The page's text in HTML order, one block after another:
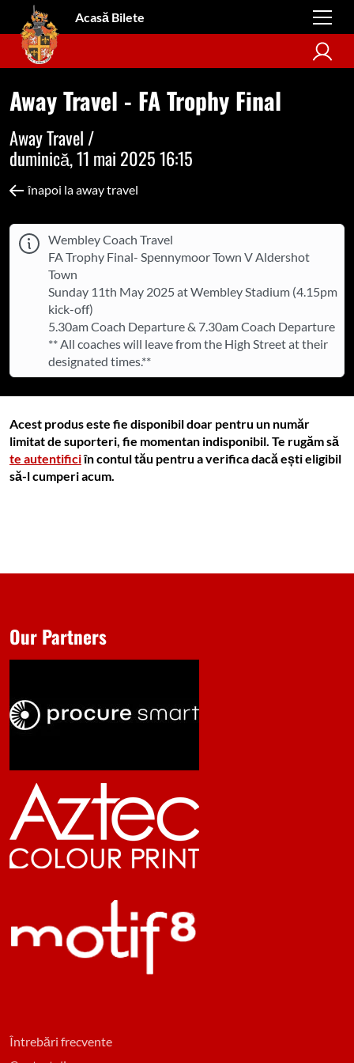
Acasă Bilete
Away Travel - FA Trophy Final
Away Travel /
duminică, 11 mai 2025 16:15
înapoi la away travel
Wembley Coach Travel
FA Trophy Final- Spennymoor Town V Aldershot
Town
Sunday 11th May 2025 at Wembley Stadium (4.15pm
kick-off)
5.30am Coach Departure & 7.30am Coach Departure
** All coaches will leave from the High Street at their
designated times.**
Acest produs este fie disponibil doar pentru un număr
limitat de suporteri, fie momentan indisponibil. Te rugăm să
te autentificiîn contul tău pentru a verifica dacă ești eligibil
să-l cumperi acum.
Întrebări frecvente
Our Partners